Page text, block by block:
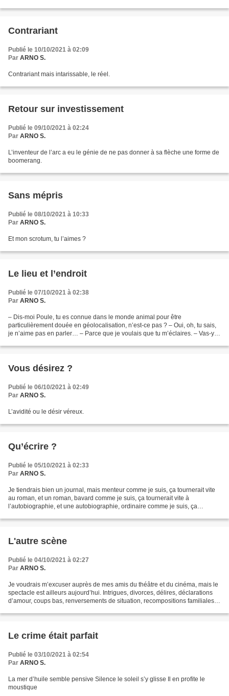
Contrariant
Publié le 10/10/2021 à 02:09
Par ARNO S.
Contrariant mais intarissable, le réel.
Retour sur investissement
Publié le 09/10/2021 à 02:24
Par ARNO S.
L’inventeur de l’arc a eu le génie de ne pas donner à sa flèche une forme de
boomerang.
Sans mépris
Publié le 08/10/2021 à 10:33
Par ARNO S.
Et mon scrotum, tu l’aimes ?
Le lieu et l’endroit
Publié le 07/10/2021 à 02:38
Par ARNO S.
– Dis-moi Poule, tu es connue dans le monde animal pour être
particulièrement douée en géolocalisation, n’est-ce pas ? – Oui, oh, tu sais,
je n’aime pas en parler… – Parce que je voulais que tu m’éclaires. – Vas-y
Vous désirez ?
Publié le 06/10/2021 à 02:49
Par ARNO S.
L’avidité ou le désir véreux.
Qu’écrire ?
Publié le 05/10/2021 à 02:33
Par ARNO S.
Je tiendrais bien un journal, mais menteur comme je suis, ça tournerait vite
au roman, et un roman, bavard comme je suis, ça tournerait vite à
l’autobiographie, et une autobiographie, ordinaire comme je suis, ça
L'autre scène
Publié le 04/10/2021 à 02:27
Par ARNO S.
Je voudrais m’excuser auprès de mes amis du théâtre et du cinéma, mais le
spectacle est ailleurs aujourd’hui. Intrigues, divorces, délires, déclarations
d’amour, coups bas, renversements de situation, recompositions familiales,
Le crime était parfait
Publié le 03/10/2021 à 02:54
Par ARNO S.
La mer d’huile semble pensive Silence le soleil s’y glisse Il en profite le
moustique